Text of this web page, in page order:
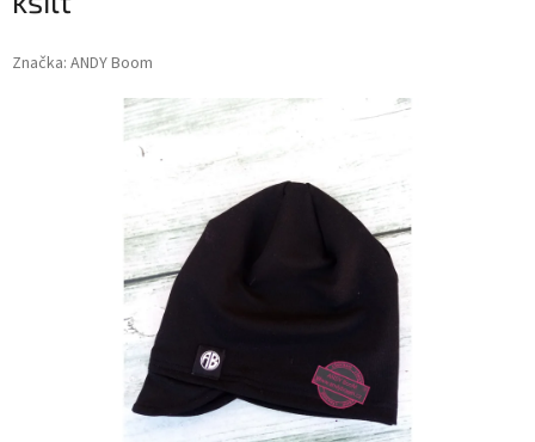
Značka: ANDY Boom